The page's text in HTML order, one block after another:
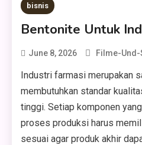
bisnis
Bentonite Untuk
June 8, 2026 Filme-
Industri farmasi merupakan
membutuhkan standar
tinggi. Setiap komponen
proses produksi harus
sesuai agar produk akhir